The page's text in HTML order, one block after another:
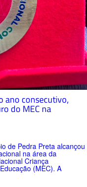
ano consecutivo,
do MEC na
de Pedra Preta alcançou
na área da
Criança
(MEC). A